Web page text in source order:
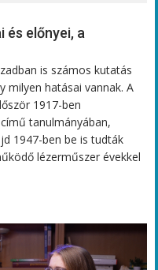
és előnyei, a
is számos kutatás
milyen hatásai vannak. A
1917-ben
tanulmányában,
1947-ben be is tudták
lézerműszer évekkel